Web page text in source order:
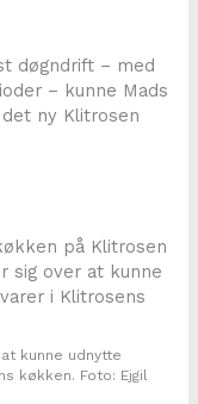
døgndrift – med
– kunne Mads
ny Klitrosen
på Klitrosen
kunne udnytte
køkken. Foto: Ejgil